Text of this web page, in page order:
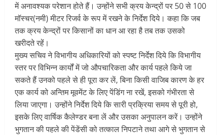
में अनावश्यक परेशान होते हैं। उन्होंने सभी क्रय केन्द्रों पर 50 से 100
मॉस्चर(नमी) मीटर रिजर्व के रूप में रखने के निर्देश दिये। कहा कि जब
तक क्रय केन्द्रों पर किसानों का धान आ रहा है तब तक उसको
खरीदते रहें।
मुख्य सचिव ने विभागीय अधिकारियों को स्पष्ट निर्देश दिये कि विभागीय
स्तर पर विभिन्न कार्यों में जो औपचारिकता और कार्य पहले किये जा
सकते हैं उनको पहले से ही पूरा कर लें, बिना किसी वाजिब कारण के हर
एक कार्य को अन्तिम मूवमेंट के लिए पेंडिंग ना रखें, इसको गंभीरता से
लिया जाएगा। उन्होंने निर्देश दिये कि सारी प्रक्रिया समय से पूरी हो,
इसके लिए वार्षिक कैलेण्डर बना लें और उसका अनुपालन करें। उन्होंने
भुगतान की पहले की पेंडेंसी को तत्काल निपटाने तथा आगे से भुगतान से